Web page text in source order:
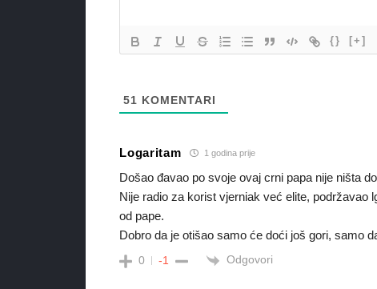
{} [+]
51 KOMENTARI
Logaritam 1 godina prije
Došao đavao po svoje ovaj crni papa nije ništa
Nije radio za korist vjerniak već elite, podržavao
od pape.
Dobro da je otišao samo će doći još gori, samo
0 -1 Odgovori